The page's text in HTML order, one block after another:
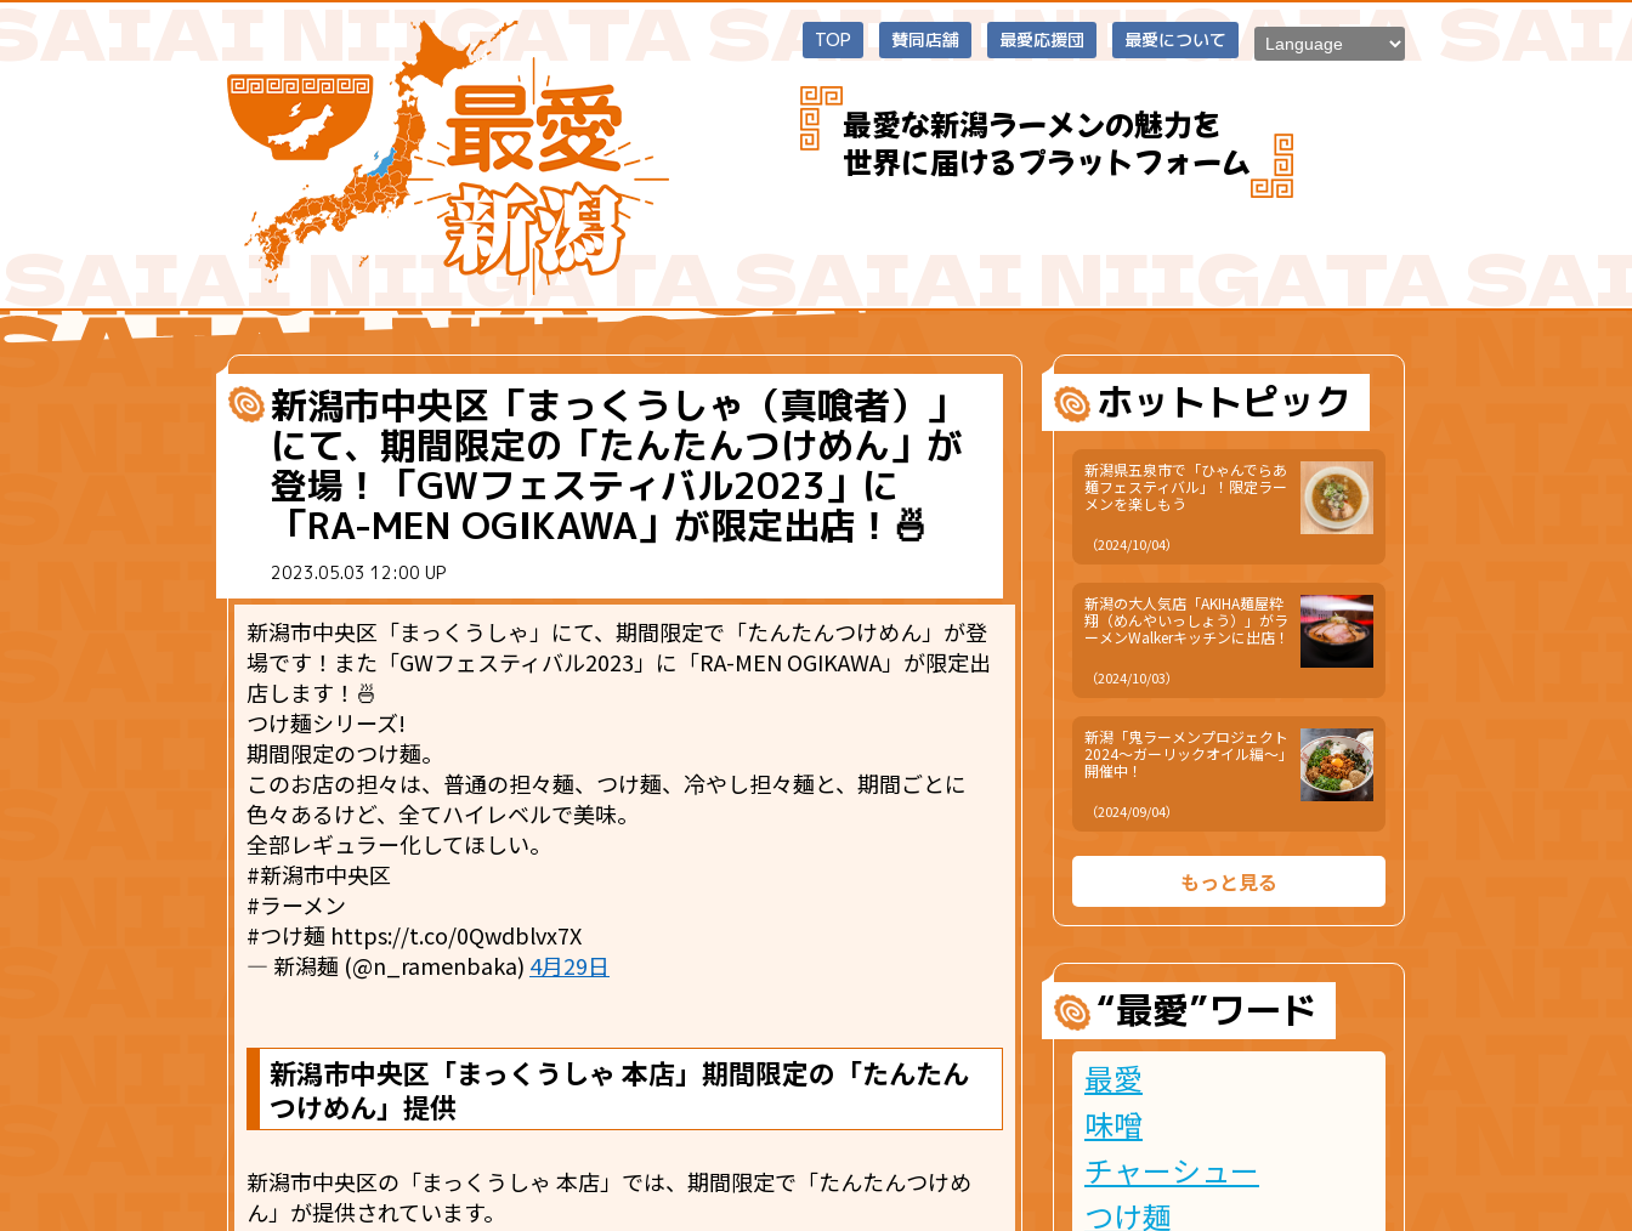
TOP 賛同店舗 最愛応援団 最愛について
最愛な新潟ラーメンの魅力を
世界に届けるプラットフォーム
新潟市中央区「まっくうしゃ（真喰者）」
にて、期間限定の「たんたんつけめん」が
登場！「GWフェスティバル2023」に
「RA-MEN OGIKAWA」が限定出店！🍜
2023.05.03 12:00 UP
新潟市中央区「まっくうしゃ」にて、期間限定で「たんたんつけめん」が登
場です！また「GWフェスティバル2023」に「RA-MEN OGIKAWA」が限定出
店します！🍜
つけ麺シリーズ!
期間限定のつけ麺。
このお店の担々は、普通の担々麺、つけ麺、冷やし担々麺と、期間ごとに
色々あるけど、全てハイレベルで美味。
全部レギュラー化してほしい。
#新潟市中央区
#ラーメン
#つけ麺 https://t.co/0Qwdblvx7X
— 新潟麺 (@n_ramenbaka) 4月29日
新潟市中央区「まっくうしゃ 本店」期間限定の「たんたん
つけめん」提供
新潟市中央区の「まっくうしゃ 本店」では、期間限定で「たんたんつけめ
ん」が提供されています。
ホットトピック
新潟県五泉市で「ひゃんでらあ
麺フェスティバル」！限定ラー
メンを楽しもう
（2024/10/04）
新潟の大人気店「AKIHA麺屋粋
翔（めんやいっしょう）」がラ
ーメンWalkerキッチンに出店！
（2024/10/03）
新潟「鬼ラーメンプロジェクト
2024～ガーリックオイル編～」
開催中！
（2024/09/04）
もっと見る
“最愛”ワード
最愛
味噌
チャーシュー
つけ麺